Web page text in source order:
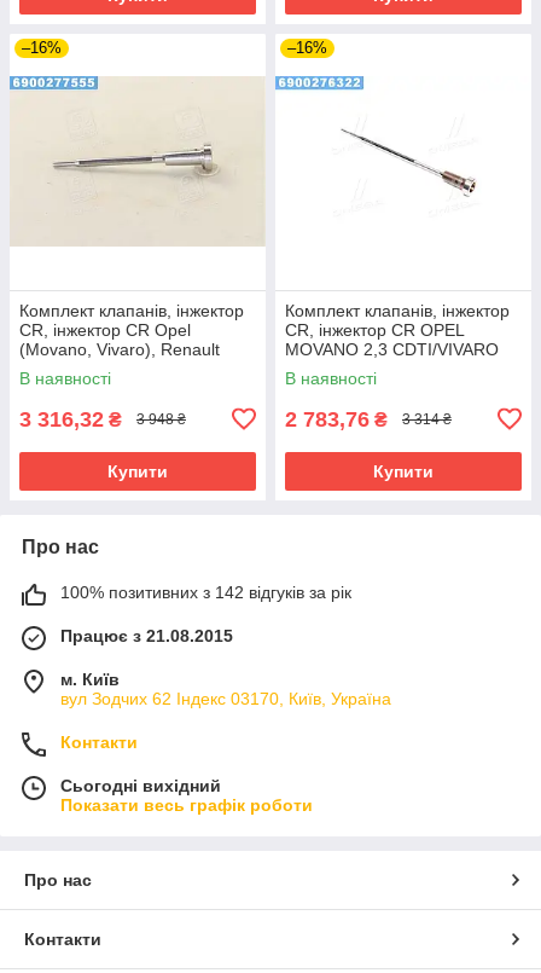
–16%
Комплект клапанів, інжектор
CR, інжектор CR Opel
(Movano, Vivaro), Renault
(Espace, Laguna, Master,
В наявності
3 316,32 ₴ 3 948 ₴
Купити
–16%
Комплект клапанів, інжектор
CR, інжектор CR OPEL
MOVANO 2,3 CDTI/VIVARO
2,0 CDTI (вир-во Bosch)
В наявності
2 783,76 ₴ 3 314 ₴
Купити
Про нас
100% позитивних з 142 відгуків за рік
Працює з 21.08.2015
м. Київ
вул Зодчих 62 Індекс 03170, Київ, Україна
Контакти
Сьогодні вихідний
Показати весь графік роботи
Про нас
Контакти